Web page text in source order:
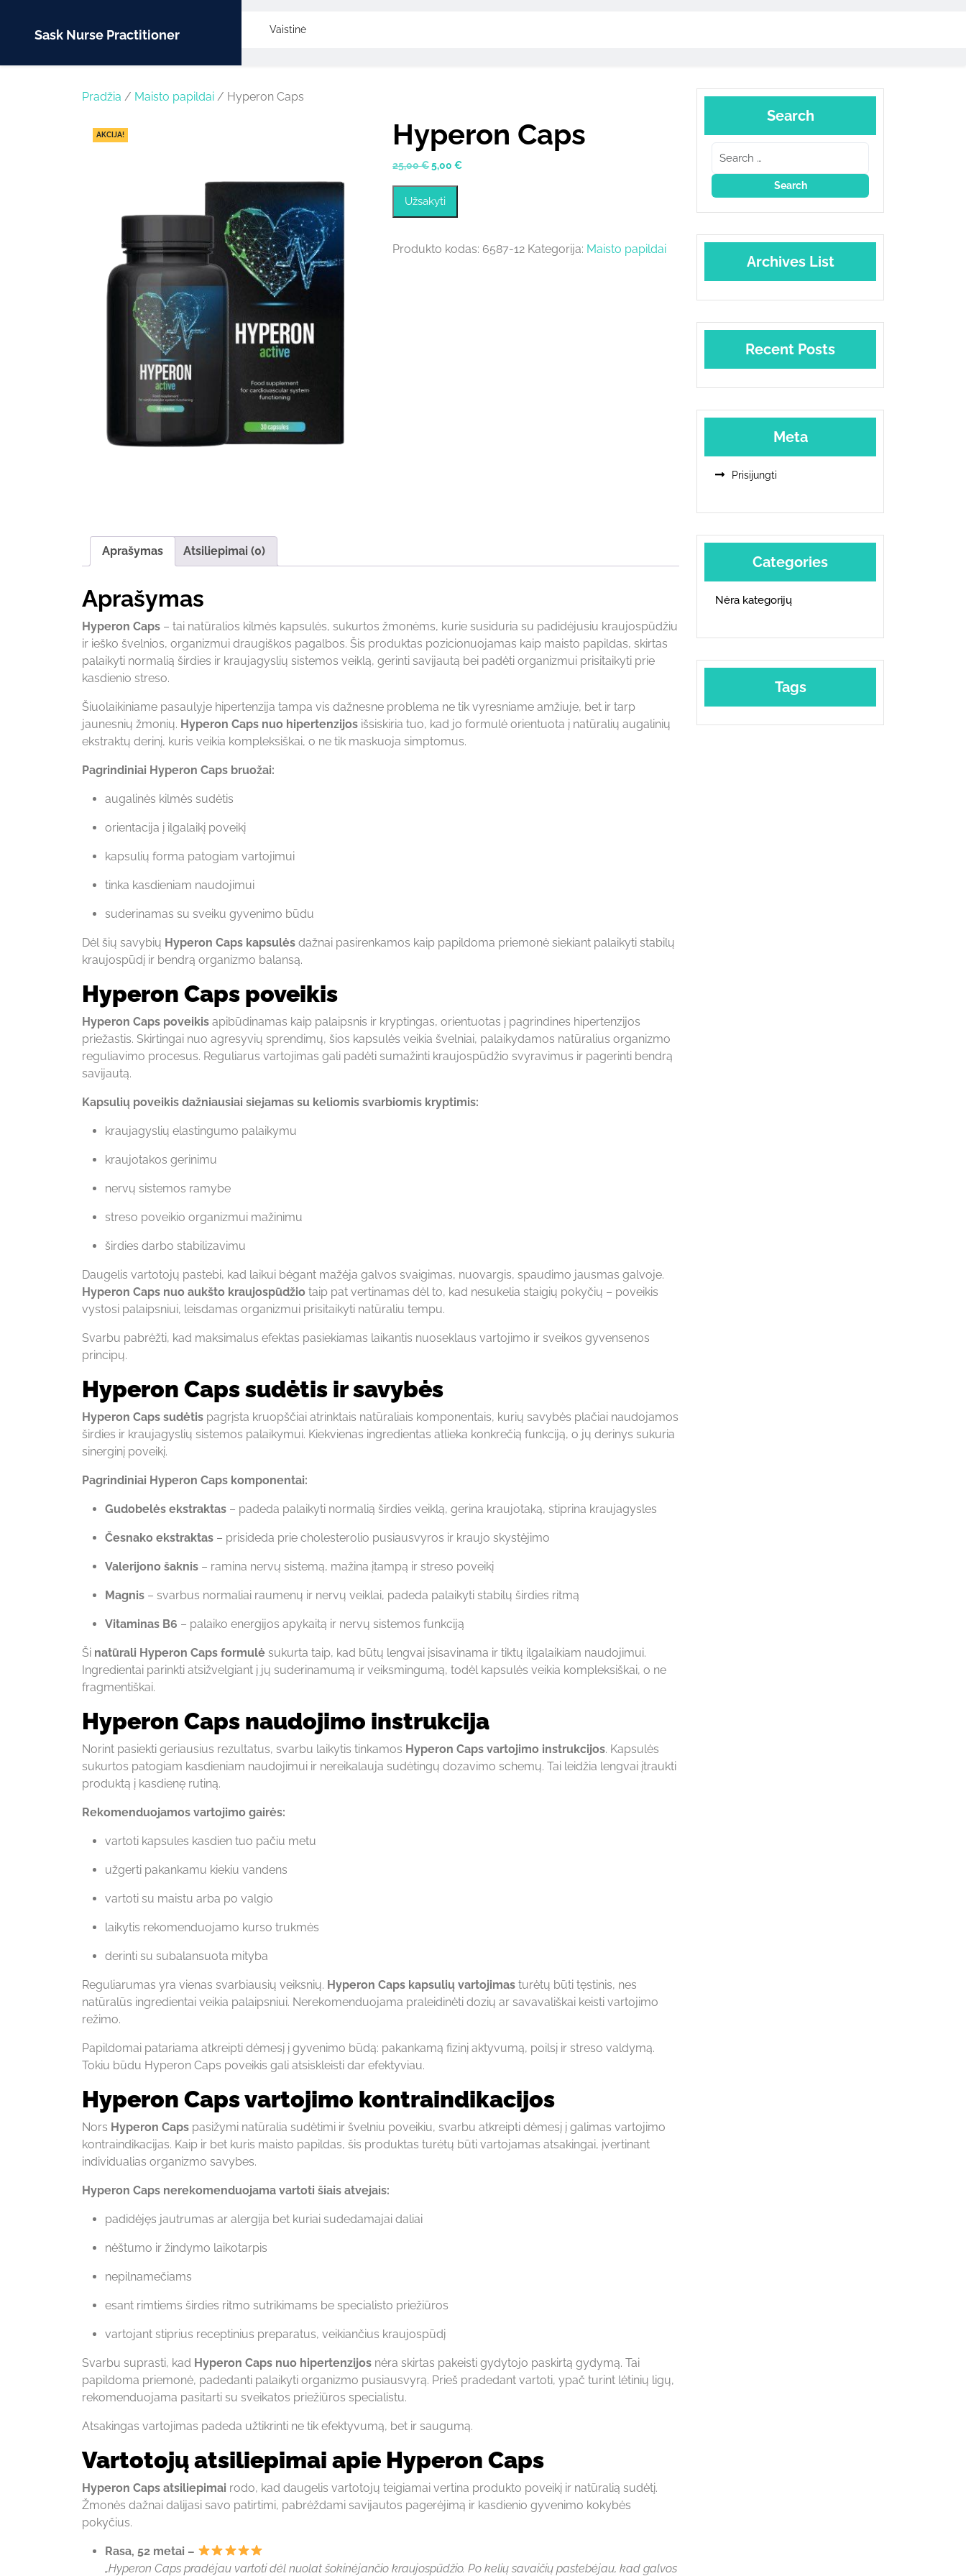
contentSask Nurse Practitioner Vaistinė
Pradžia / Maisto papildai / Hyperon Caps
AKCIJA! Hyperon Caps
25,00€Original
was:
25,00 €.
5,00€Current
Užsakyti
Produkto kodas: 6587-12 Kategorija: Maisto papildai
Aprašymas Atsiliepimai (0)
Aprašymas
Hyperon Caps – tai natūralios kilmės kapsulės, sukurtos žmonėms, kurie susiduria su padidėjusiu kraujospūdžiu
ir ieško švelnios, organizmui draugiškos pagalbos. Šis produktas pozicionuojamas kaip maisto papildas, skirtas
palaikyti normalią širdies ir kraujagyslių sistemos veiklą, gerinti savijautą bei padėti organizmui prisitaikyti prie
kasdienio streso.
Šiuolaikiniame pasaulyje hipertenzija tampa vis dažnesne problema ne tik vyresniame amžiuje, bet ir tarp
jaunesnių žmonių. Hyperon Caps nuo hipertenzijos išsiskiria tuo, kad jo formulė orientuota į natūralių augalinių
ekstraktų derinį, kuris veikia kompleksiškai, o ne tik maskuoja simptomus.
Pagrindiniai Hyperon Caps bruožai:
augalinės kilmės sudėtis
orientacija į ilgalaikį poveikį
kapsulių forma patogiam vartojimui
tinka kasdieniam naudojimui
suderinamas su sveiku gyvenimo būdu
Dėl šių savybių Hyperon Caps kapsulės dažnai pasirenkamos kaip papildoma priemonė siekiant palaikyti stabilų
kraujospūdį ir bendrą organizmo balansą.
Hyperon Caps poveikis
Hyperon Caps poveikis apibūdinamas kaip palaipsnis ir kryptingas, orientuotas į pagrindines hipertenzijos
priežastis. Skirtingai nuo agresyvių sprendimų, šios kapsulės veikia švelniai, palaikydamos natūralius organizmo
reguliavimo procesus. Reguliarus vartojimas gali padėti sumažinti kraujospūdžio svyravimus ir pagerinti bendrą
savijautą.
Kapsulių poveikis dažniausiai siejamas su keliomis svarbiomis kryptimis:
kraujagyslių elastingumo palaikymu
kraujotakos gerinimu
nervų sistemos ramybe
streso poveikio organizmui mažinimu
širdies darbo stabilizavimu
Daugelis vartotojų pastebi, kad laikui bėgant mažėja galvos svaigimas, nuovargis, spaudimo jausmas galvoje.
Hyperon Caps nuo aukšto kraujospūdžio taip pat vertinamas dėl to, kad nesukelia staigių pokyčių – poveikis
vystosi palaipsniui, leisdamas organizmui prisitaikyti natūraliu tempu.
Svarbu pabrėžti, kad maksimalus efektas pasiekiamas laikantis nuoseklaus vartojimo ir sveikos gyvensenos
principų.
Hyperon Capssudėtis ir savybės
Hyperon Caps sudėtis pagrįsta kruopščiai atrinktais natūraliais komponentais, kurių savybės plačiai naudojamos
širdies ir kraujagyslių sistemos palaikymui. Kiekvienas ingredientas atlieka konkrečią funkciją, o jų derinys sukuria
sinerginį poveikį.
Pagrindiniai Hyperon Caps komponentai:
Gudobelės ekstraktas – padeda palaikyti normalią širdies veiklą, gerina kraujotaką, stiprina kraujagysles
Česnako ekstraktas – prisideda prie cholesterolio pusiausvyros ir kraujo skystėjimo
Valerijono šaknis – ramina nervų sistemą, mažina įtampą ir streso poveikį
Magnis – svarbus normaliai raumenų ir nervų veiklai, padeda palaikyti stabilų širdies ritmą
Vitaminas B6 – palaiko energijos apykaitą ir nervų sistemos funkciją
Ši natūrali Hyperon Caps formulė sukurta taip, kad būtų lengvai įsisavinama ir tiktų ilgalaikiam naudojimui.
Ingredientai parinkti atsižvelgiant į jų suderinamumą ir veiksmingumą, todėl kapsulės veikia kompleksiškai, o ne
fragmentiškai.
Hyperon Caps naudojimo instrukcija
Norint pasiekti geriausius rezultatus, svarbu laikytis tinkamos Hyperon Caps vartojimo instrukcijos. Kapsulės
sukurtos patogiam kasdieniam naudojimui ir nereikalauja sudėtingų dozavimo schemų. Tai leidžia lengvai įtraukti
produktą į kasdienę rutiną.
Rekomenduojamos vartojimo gairės:
vartoti kapsules kasdien tuo pačiu metu
užgerti pakankamu kiekiu vandens
vartoti su maistu arba po valgio
laikytis rekomenduojamo kurso trukmės
derinti su subalansuota mityba
Reguliarumas yra vienas svarbiausių veiksnių. Hyperon Caps kapsulių vartojimas turėtų būti tęstinis, nes
natūralūs ingredientai veikia palaipsniui. Nerekomenduojama praleidinėti dozių ar savavališkai keisti vartojimo
režimo.
Papildomai patariama atkreipti dėmesį į gyvenimo būdą: pakankamą fizinį aktyvumą, poilsį ir streso valdymą.
Tokiu būdu Hyperon Caps poveikis gali atsiskleisti dar efektyviau.
Hyperon Caps vartojimo kontraindikacijos
Nors Hyperon Caps pasižymi natūralia sudėtimi ir švelniu poveikiu, svarbu atkreipti dėmesį į galimas vartojimo
kontraindikacijas. Kaip ir bet kuris maisto papildas, šis produktas turėtų būti vartojamas atsakingai, įvertinant
individualias organizmo savybes.
Hyperon Caps nerekomenduojama vartoti šiais atvejais:
padidėjęs jautrumas ar alergija bet kuriai sudedamajai daliai
nėštumo ir žindymo laikotarpis
nepilnamečiams
esant rimtiems širdies ritmo sutrikimams be specialisto priežiūros
vartojant stiprius receptinius preparatus, veikiančius kraujospūdį
Svarbu suprasti, kad Hyperon Caps nuo hipertenzijos nėra skirtas pakeisti gydytojo paskirtą gydymą. Tai
papildoma priemonė, padedanti palaikyti organizmo pusiausvyrą. Prieš pradedant vartoti, ypač turint lėtinių ligų,
rekomenduojama pasitarti su sveikatos priežiūros specialistu.
Atsakingas vartojimas padeda užtikrinti ne tik efektyvumą, bet ir saugumą.
Vartotojų atsiliepimai apie Hyperon Caps
Hyperon Caps atsiliepimai rodo, kad daugelis vartotojų teigiamai vertina produkto poveikį ir natūralią sudėtį.
Žmonės dažnai dalijasi savo patirtimi, pabrėždami savijautos pagerėjimą ir kasdienio gyvenimo kokybės
pokyčius.
Rasa, 52 metai –
„Hyperon Caps pradėjau vartoti dėl nuolat šokinėjančio kraujospūdžio. Po kelių savaičių pastebėjau, kad galvos
Search
Archives List
Recent Posts
Meta
Prisijungti
Categories
Nėra kategorijų
Tags